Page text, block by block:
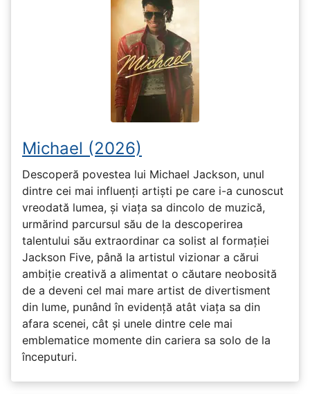
Michael (2026)
Descoperă povestea lui Michael Jackson, unul
dintre cei mai influenți artiști pe care i-a cunoscut
vreodată lumea, și viața sa dincolo de muzică,
urmărind parcursul său de la descoperirea
talentului său extraordinar ca solist al formației
Jackson Five, până la artistul vizionar a cărui
ambiție creativă a alimentat o căutare neobosită
de a deveni cel mai mare artist de divertisment
din lume, punând în evidență atât viața sa din
afara scenei, cât și unele dintre cele mai
emblematice momente din cariera sa solo de la
începuturi.